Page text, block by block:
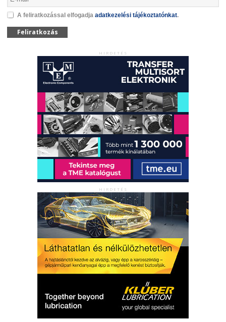
A feliratkozással elfogadja adatkezelési tájékoztatónkat.
Feliratkozás
HIRDETÉS
HIRDETÉS